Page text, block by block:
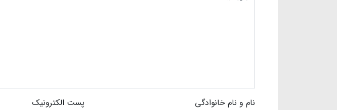
نام و نام خانوادگی پست الکترونیک